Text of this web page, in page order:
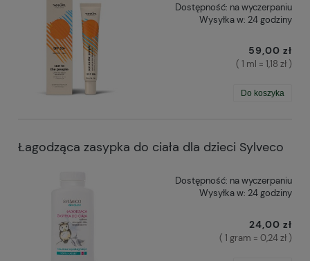
Dostępność: na wyczerpaniu
Wysyłka w: 24 godziny
59,00 zł
( 1 ml = 1,18 zł )
Do koszyka
Łagodząca zasypka do ciała dla dzieci Sylveco
Dostępność: na wyczerpaniu
Wysyłka w: 24 godziny
24,00 zł
( 1 gram = 0,24 zł )